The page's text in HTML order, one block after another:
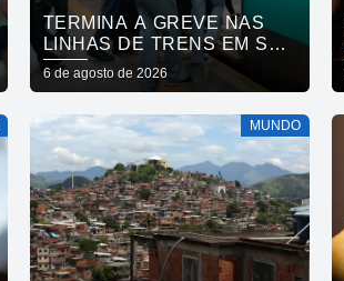
TERMINA A GREVE NAS
LINHAS DE TRENS EM SÃO
PAULO
6 de agosto de 2026
MUNDO